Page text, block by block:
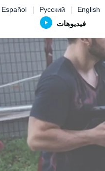
English
Русский
Español
فيديوهات